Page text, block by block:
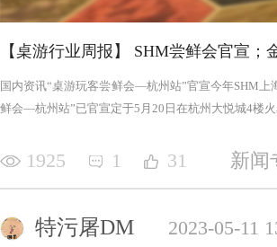
【桌游行业周报】 SHM尝鲜会官宣；
国内资讯“桌游玩客尝鲜会—杭州站”官宣今年SHM
鲜会—杭州站”已官宣定于5月20日在杭州大悦城4楼
1925 1 31 新闻
特污屠DM 2023-05-11